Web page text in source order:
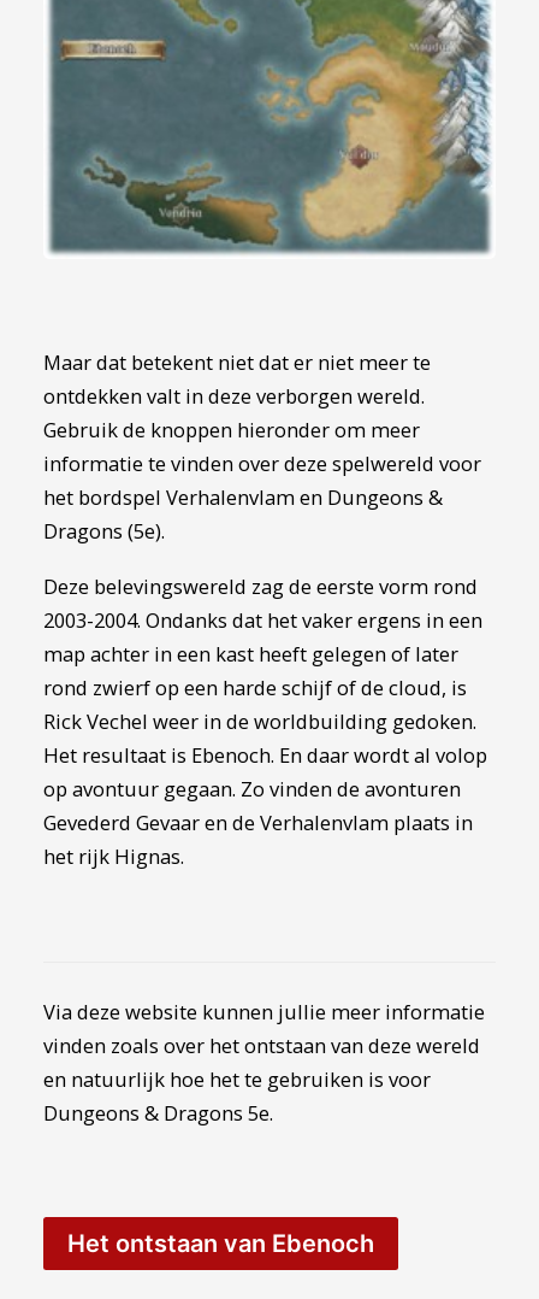
Maar dat betekent niet dat er niet meer te
ontdekken valt in deze verborgen wereld.
Gebruik de knoppen hieronder om meer
informatie te vinden over deze spelwereld voor
het bordspel Verhalenvlam en Dungeons &
Dragons (5e).
Deze belevingswereld zag de eerste vorm rond
2003-2004. Ondanks dat het vaker ergens in een
map achter in een kast heeft gelegen of later
rond zwierf op een harde schijf of de cloud, is
Rick Vechel weer in de worldbuilding gedoken.
Het resultaat is Ebenoch. En daar wordt al volop
op avontuur gegaan. Zo vinden de avonturen
Gevederd Gevaar en de Verhalenvlam plaats in
het rijk Hignas.
Via deze website kunnen jullie meer informatie
vinden zoals over het ontstaan van deze wereld
en natuurlijk hoe het te gebruiken is voor
Dungeons & Dragons 5e.
Het ontstaan van Ebenoch